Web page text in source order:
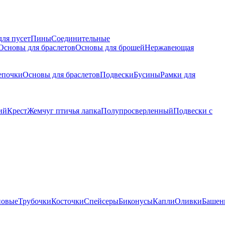
пусетПиныСоединительные
для браслетовОсновы для брошейНержавеющая
Основы для браслетовПодвескиБусиныРамки для
КрестЖемчуг птичья лапкаПолупросверленныйПодвески с
ТрубочкиКосточкиСпейсерыБиконусыКаплиОливки